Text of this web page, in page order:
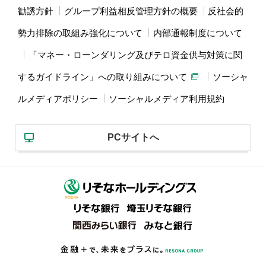
勧誘方針 グループ利益相反管理方針の概要 反社会的
勢力排除の取組み強化について 内部通報制度について
「マネー・ローンダリング及びテロ資金供与対策に関
するガイドライン」への取り組みについて ソーシャ
ルメディアポリシー ソーシャルメディア利用規約
PCサイトへ